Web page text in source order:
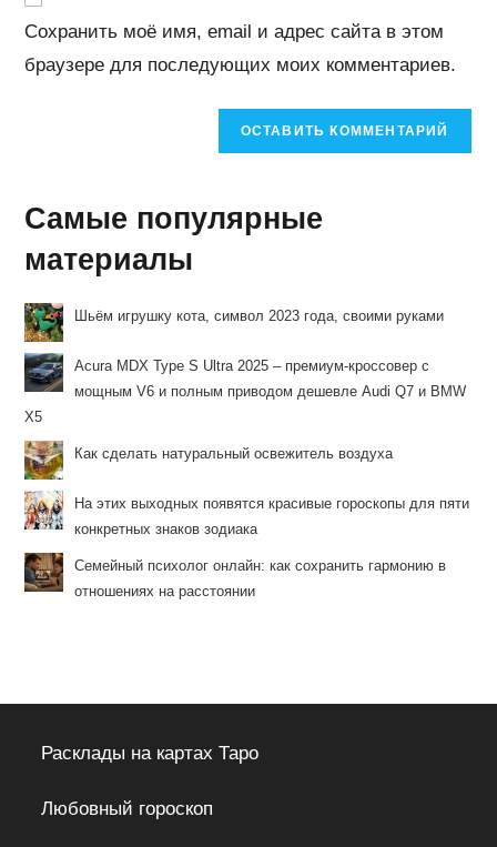
веб-
сайта
(необязательно)
Сохранить моё имя, email и адрес сайта в этом
браузере для последующих моих комментариев.
Самые популярные
материалы
Шьём игрушку кота, символ 2023 года, своими руками
Acura MDX Type S Ultra 2025 – премиум-кроссовер с
мощным V6 и полным приводом дешевле Audi Q7 и BMW
X5
Как сделать натуральный освежитель воздуха
На этих выходных появятся красивые гороскопы для пяти
конкретных знаков зодиака
Семейный психолог онлайн: как сохранить гармонию в
отношениях на расстоянии
Расклады на картах Таро
Любовный гороскоп